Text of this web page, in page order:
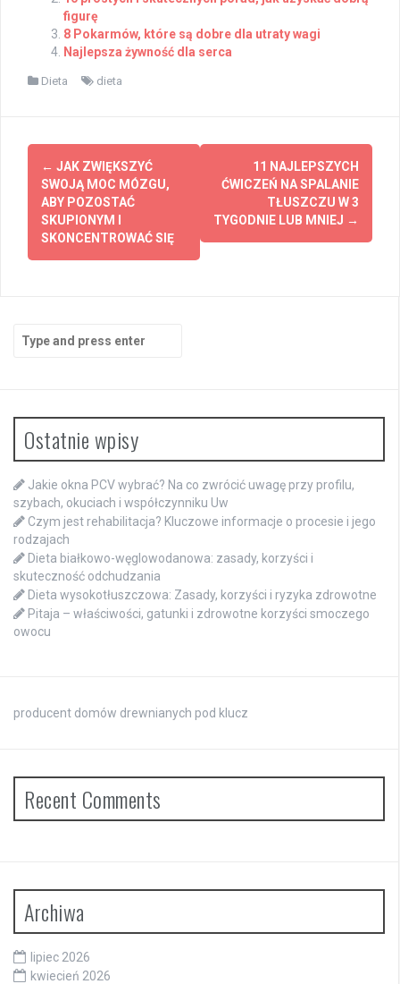
figurę
8 Pokarmów, które są dobre dla utraty wagi
Najlepsza żywność dla serca
Dieta dieta
Post
navigation
← JAK ZWIĘKSZYĆ
SWOJĄ MOC MÓZGU,
ABY POZOSTAĆ
SKUPIONYM I
SKONCENTROWAĆ SIĘ
11 NAJLEPSZYCH
ĆWICZEŃ NA SPALANIE
TŁUSZCZU W 3
TYGODNIE LUB MNIEJ →
for:
Ostatnie wpisy
Jakie okna PCV wybrać? Na co zwrócić uwagę przy profilu,
szybach, okuciach i współczynniku Uw
Czym jest rehabilitacja? Kluczowe informacje o procesie i jego
rodzajach
Dieta białkowo-węglowodanowa: zasady, korzyści i
skuteczność odchudzania
Dieta wysokotłuszczowa: Zasady, korzyści i ryzyka zdrowotne
Pitaja – właściwości, gatunki i zdrowotne korzyści smoczego
owocu
producent domów drewnianych pod klucz
Recent Comments
Archiwa
lipiec 2026
kwiecień 2026